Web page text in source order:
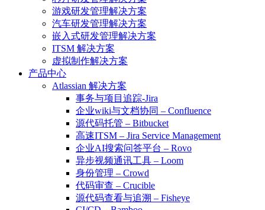
游戏研发管理解决方案
汽车研发管理解决方案
嵌入式研发管理解决方案
ITSM 解决方案
虚拟制作解决方案
产品中心
Atlassian 解决方案
事务与项目追踪-Jira
企业wiki与文档协同 – Confluence
源代码托管 – Bitbucket
高速ITSM – Jira Service Management
企业AI搜索问答平台 – Rovo
异步视频通讯工具 – Loom
身份管理 – Crowd
代码审查 – Crucible
源代码查看与追溯 – Fisheye